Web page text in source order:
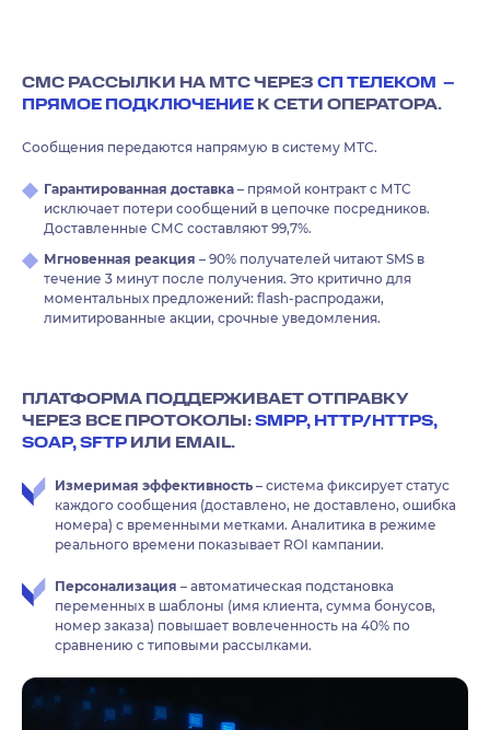
СМС РАССЫЛКИ НА МТС ЧЕРЕЗ СП ТЕЛЕКОМ –
ПРЯМОЕ ПОДКЛЮЧЕНИЕ К СЕТИ ОПЕРАТОРА.
Сообщения передаются напрямую в систему МТС.
Гарантированная доставка – прямой контракт с МТС
исключает потери сообщений в цепочке посредников.
Доставленные СМС составляют 99,7%.
Мгновенная реакция – 90% получателей читают SMS в
течение 3 минут после получения. Это критично для
моментальных предложений: flash-распродажи,
лимитированные акции, срочные уведомления.
ПЛАТФОРМА ПОДДЕРЖИВАЕТ ОТПРАВКУ
ЧЕРЕЗ ВСЕ ПРОТОКОЛЫ:SMPP, HTTP/HTTPS,
SOAP, SFTP ИЛИ EMAIL.
Измеримая эффективность – система фиксирует статус
каждого сообщения (доставлено, не доставлено, ошибка
номера) с временными метками. Аналитика в режиме
реального времени показывает ROI кампании.
Персонализация – автоматическая подстановка
переменных в шаблоны (имя клиента, сумма бонусов,
номер заказа) повышает вовлеченность на 40% по
сравнению с типовыми рассылками.